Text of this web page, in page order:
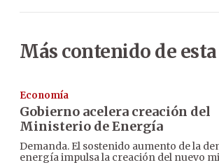
Más contenido de
Economía
Gobierno acelera creación del
Ministerio de Energía
Demanda. El sostenido aumento de la
energía impulsa la creación del nuevo